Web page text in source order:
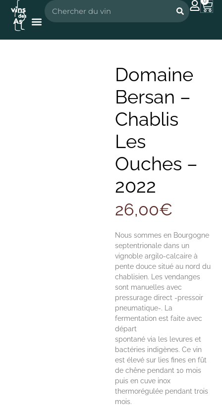
Domaine
Bersan –
Chablis
Les
Ouches –
2022
26,00€
Nous sommes en Bourgogne
septentrionale dans un
vignoble argilo-calcaire à
pente douce situé au nord du
chablisien. Les vendanges
sont manuelles avec
pressurage direct -pressoir
pneumatique-. La
fermentation est faite avec
départ
spontané via les levures et
bactéries indigènes. Ce vin
est élevé sur lies fines en fût
de chêne pendant 10 mois
puis en cuve inox
thermorégulée pendant trois
mois.